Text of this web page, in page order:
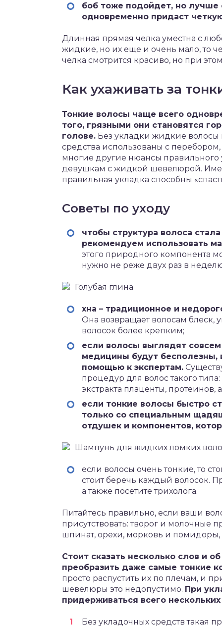
боб тоже подойдет, но лучше
одновременно придаст
Длинная прямая челка уместна с
жидкие, но их еще и очень мало, то
челка смотрится красиво, но при
Как ухаживать за
Тонкие волосы чаще всего
того, грязными они становятся
голове. Без укладки жидкие волосы
средства использованы с
многие другие нюансы правильного
девушкам с жидкой шевелюрой.
правильная укладка способны
Советы по уходу
чтобы структура волоса
рекомендуем использовать
этого природного компонента
нужно не реже двух раз в
Голубая глина
хна – традиционное и
Она возвращает волосам
волосок более крепким;
если волосы выглядят
медицины будут бесполезны,
помощью к экспертам.
процедур для волос такого
экстракта плаценты, протеинов,
если тонкие волосы быстро
только со специальным
отдушек и компонентов,
Шампунь для жидких ломких
если волосы очень тонкие, то
стоит беречь каждый волосок.
а также посетите трихолога.
Питайтесь правильно, если ваши
присутствовать: творог и молочные
шпинат, орехи, морковь и помидоры,
Стоит сказать несколько слов и
преобразить даже самые тонкие
просто распустить их по плечам, и
шевелюры это недопустимо. При
придерживаться всего
Без укладочных средств такая